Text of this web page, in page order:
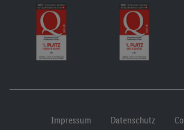
Impressum Datenschutz